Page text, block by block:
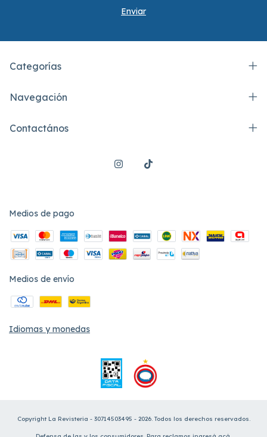
Categorías
Navegación
Contactános
Medios de pago
Medios de envío
Idiomas y monedas
Copyright La Revisteria - 30714503495 - 2026. Todos los derechos reservados.